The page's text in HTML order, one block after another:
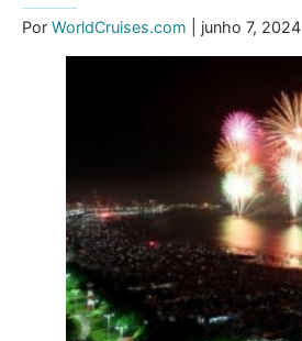
Por WorldCruises.com | junho 7, 2024